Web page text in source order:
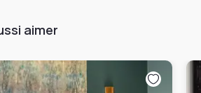
aimer